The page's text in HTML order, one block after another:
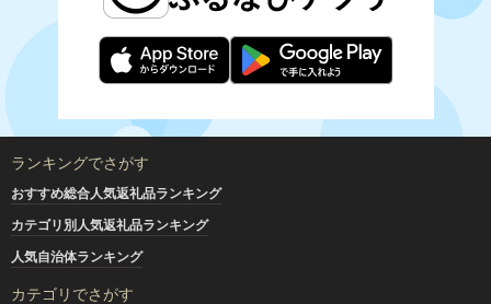
ランキングでさがす
おすすめ総合人気返礼品ランキング
カテゴリ別人気返礼品ランキング
人気自治体ランキング
カテゴリでさがす